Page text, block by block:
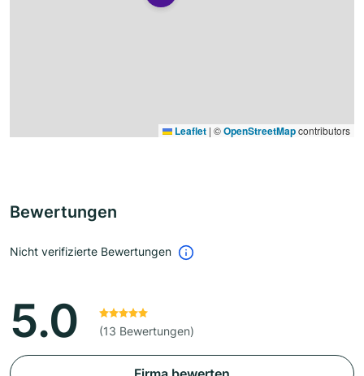
Leaflet | ©OpenStreetMapcontributors
Bewertungen
Nicht verifizierte Bewertungen
5.0 (13 Bewertungen)